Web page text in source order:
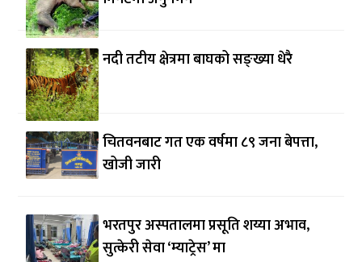
नदी तटीय क्षेत्रमा बाघको सङ्ख्या धेरै
चितवनबाट गत एक वर्षमा ८९ जना बेपत्ता,
खोजी जारी
भरतपुर अस्पतालमा प्रसूति शय्या अभाव,
सुत्केरी सेवा ‘म्याट्रेस’ मा